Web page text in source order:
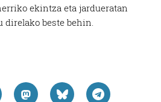
ekintza eta jardueratan
direlako beste behin.